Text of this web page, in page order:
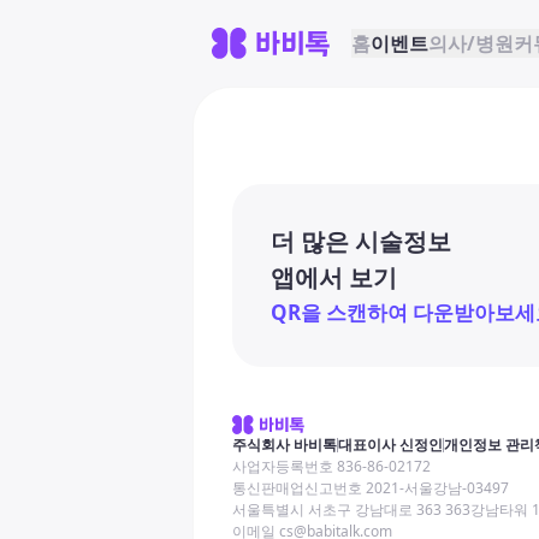
홈이벤트의사/병원커
더 많은 시술정보
앱에서 보기
QR을 스캔하여 다운받아보세
주식회사 바비톡대표이사 신정인개인정보 관리
사업자등록번호 836-86-02172
통신판매업신고번호 2021-서울강남-03497
서울특별시 서초구 강남대로 363 363강남타워
이메일 cs@babitalk.com